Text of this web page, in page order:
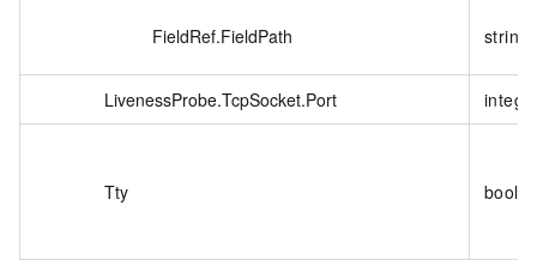
FieldRef.FieldPath string
LivenessProbe.TcpSocket.Port
Tty